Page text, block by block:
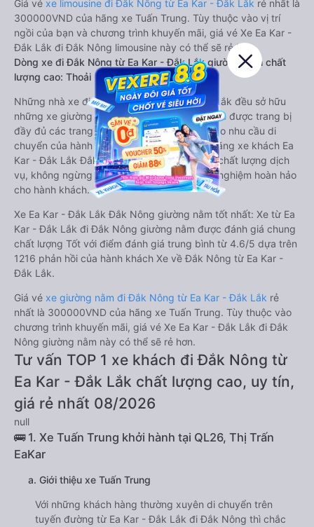
Giá vé xe limousine đi Đắk Nông từ Ea Kar - Đắk Lắk rẻ nhất là
300000VND của hãng xe Tuấn Trung. Tùy thuộc vào vị trí
ngồi của bạn và chương trình khuyến mãi, giá vé Xe Ea Kar -
Đắk Lắk đi Đắk Nông limousine này có thể sẽ rẻ hơn
Dòng xe đi Đắk Nông từ Ea Kar - Đắk Lắk giường nằm chất
lượng cao: Thoải mái, giá cả tốt nhất
Những nhà xe đi Đắk Nông từ Ea Kar - Đắk Lắk đều sở hữu
những xe giường nằm chất lượng cao. Trên xe được trang bị
đầy đủ các trang thiết bị hiện đại phục vụ cho nhu cầu di
chuyển của hành khách. Bên cạnh đó, các hãng xe khách Ea
Kar - Đắk Lắk Đắk Nông luôn chú trọng đến chất lượng dịch
vụ, không ngừng cải thiện để mang đến trải nghiệm hoàn hảo
cho hành khách.
Xe Ea Kar - Đắk Lắk Đắk Nông giường nằm tốt nhất: Xe từ Ea
Kar - Đắk Lắk đi Đắk Nông giường nằm được đánh giá chung
chất lượng Tốt với điểm đánh giá trung bình từ 4.6/5 dựa trên
1216 phản hồi của hành khách Xe về Đắk Nông từ Ea Kar -
Đắk Lắk.
Giá vé xe giường nằm đi Đắk Nông từ Ea Kar - Đắk Lắk rẻ
nhất là 300000VND của hãng xe Tuấn Trung. Tùy thuộc vào
chương trình khuyến mãi, giá vé Xe Ea Kar - Đắk Lắk đi Đắk
Nông giường nằm này có thể sẽ rẻ hơn.
Tư vấn TOP 1 xe khách đi Đắk Nông từ
Ea Kar - Đắk Lắk chất lượng cao, uy tín,
giá rẻ nhất 08/2026
null
🚌 1. Xe Tuấn Trung khởi hành tại QL26, Thị Trấn
EaKar
a. Giới thiệu xe Tuấn Trung
Với những khách hàng thường xuyên di chuyển trên
tuyến đường từ Ea Kar - Đắk Lắk đi Đắk Nông thì chắc